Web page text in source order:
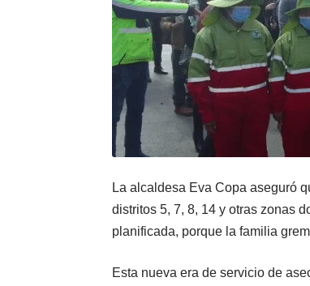
La alcaldesa Eva Copa aseguró
distritos 5, 7, 8, 14 y otras zonas
planificada, porque la familia
Esta nueva era de servicio de